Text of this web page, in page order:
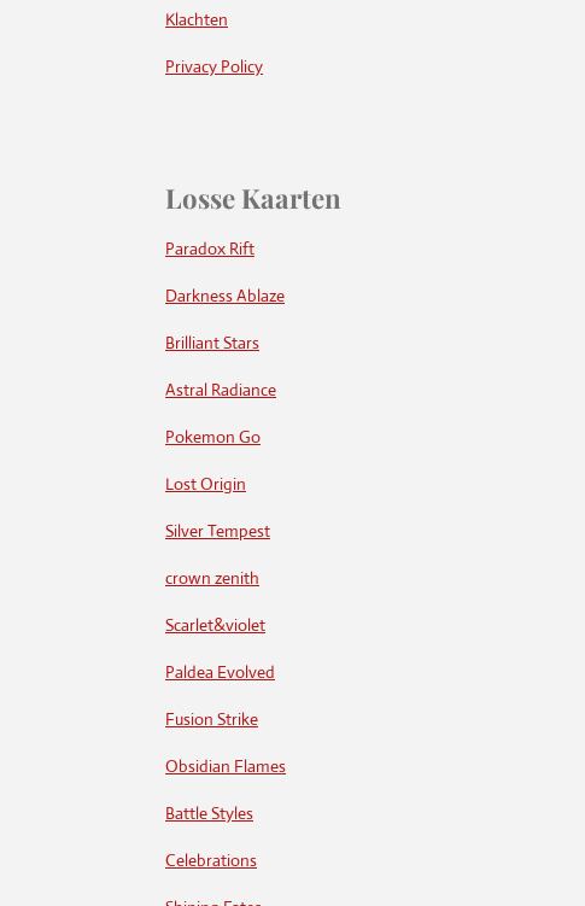
Klachten
Privacy Policy
Losse Kaarten
Paradox Rift
Darkness Ablaze
Brilliant Stars
Astral Radiance
Pokemon Go
Lost Origin
Silver Tempest
crown zenith
Scarlet&violet
Paldea Evolved
Fusion Strike
Obsidian Flames
Battle Styles
Celebrations